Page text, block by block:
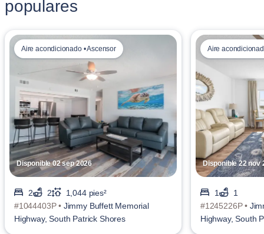
populares
Disponible 02 sep 2026
Aire acondicionado • Ascensor
2 2
1,044 pies²
#1044403P • Jimmy Buffett Memorial
Highway, South Patrick Shores
Disponible 22 nov
Aire
1
1
#1245226P •
Highway, South